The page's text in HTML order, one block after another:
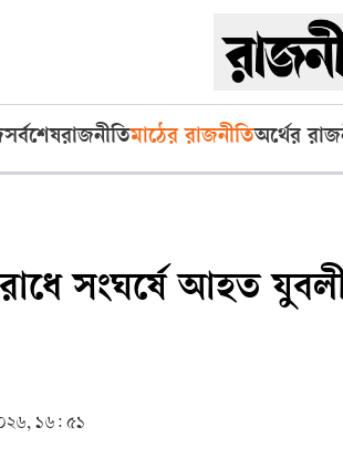
সর্বশেষরাজনীতিমাঠের রাজনীতিঅর্থের
সংঘর্ষে আহত
১৬: ৫১